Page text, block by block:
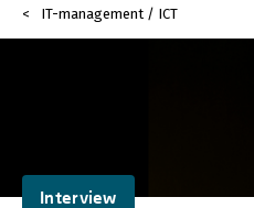
IT-management / ICT
Interview